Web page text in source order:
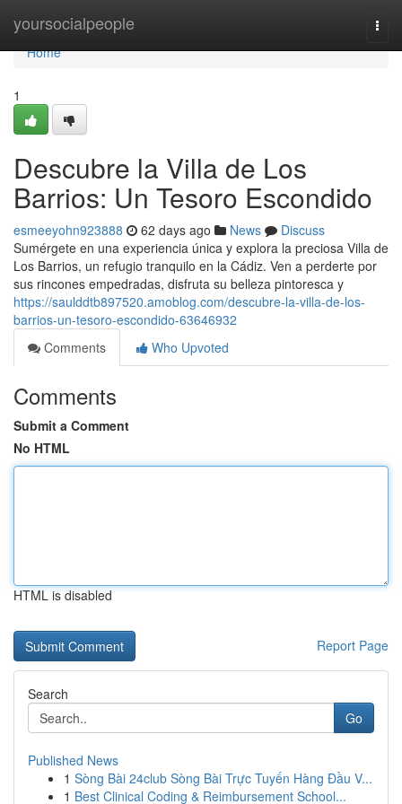
yoursocialpeople
Home
Home
1
Descubre la Villa de Los
Barrios: Un Tesoro Escondido
esmeeyohn923888 62 days ago News
Discuss
Sumérgete en una experiencia única y explora la preciosa Villa de
Los Barrios, un refugio tranquilo en la Cádiz. Ven a perderte por
sus rincones empedradas, disfruta su belleza pintoresca y
https://saulddtb897520.amoblog.com/descubre-la-villa-de-los-
barrios-un-tesoro-escondido-63646932
Comments
Who Upvoted
Comments
Submit a Comment
No HTML
HTML is disabled
Report Page
Search
Go
Published News
1 Sòng Bài 24club Sòng Bài Trực Tuyến Hàng Đầu V...
1 Best Clinical Coding & Reimbursement School...